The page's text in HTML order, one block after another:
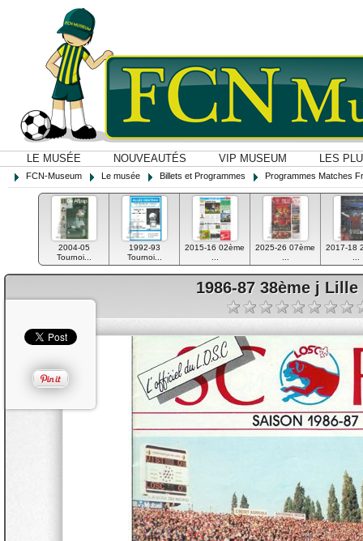
LE MUSÉE NOUVEAUTÉS VIP MUSEUM LES
FCN-Museum Le musée Billets et Programmes Programmes Matches
2004-05
Tournoi...
1992-93
Tournoi...
2015-16 02ème
2025-26 07ème
2017-18
1986-87 38ème j Lille